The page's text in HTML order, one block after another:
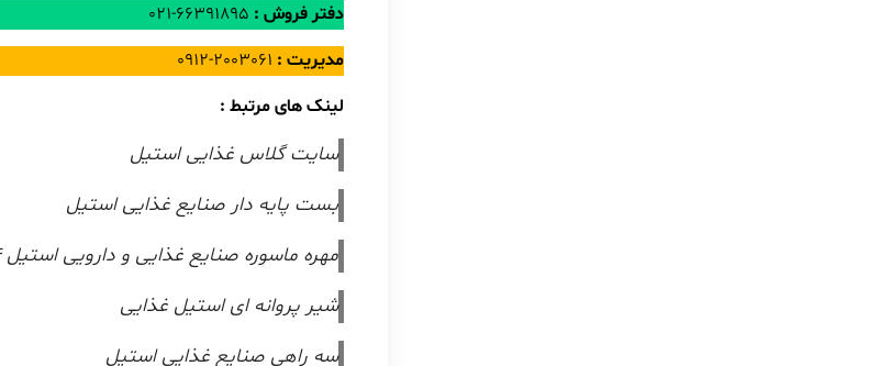
دفتر فروش :
مدیریت :
لینک های مرتبط :
سایت گلاس غذایی استیل
بست پایه دار صنایع غذایی استیل
مهره ماسوره صنایع غذایی و دارویی استیل 304 و 316
شیر پروانه ای استیل غذایی
سه راهی صنایع غذایی استیل